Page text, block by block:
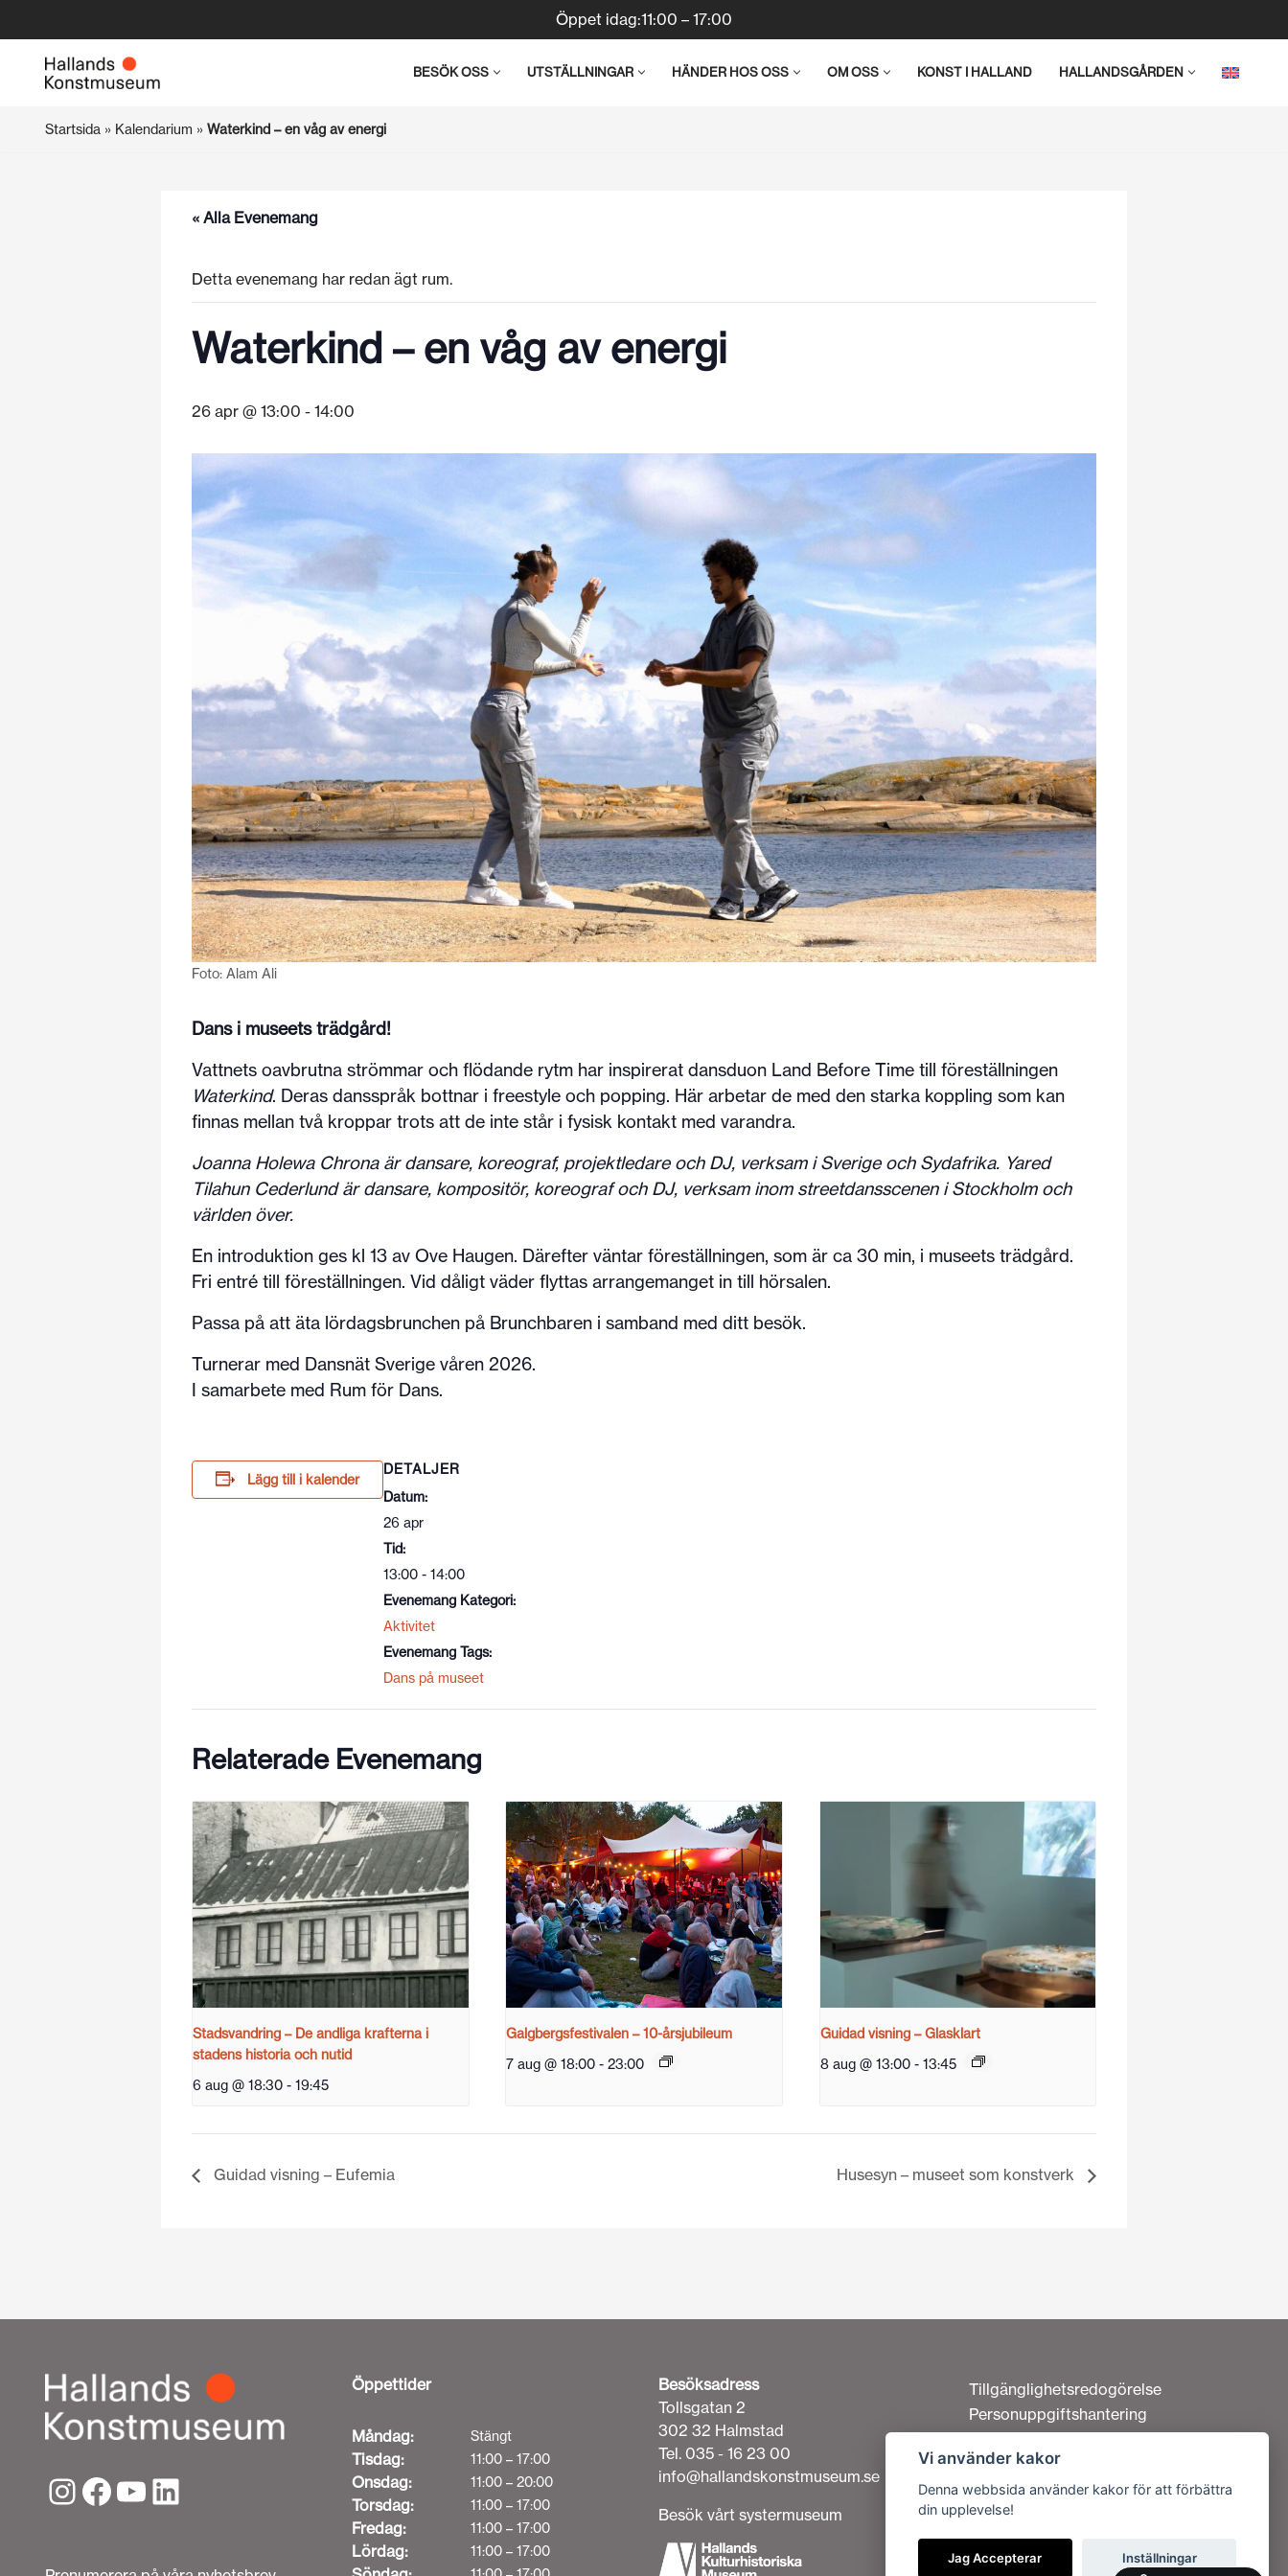
Hoppa
Öppet idag:11:00 – 17:00
BESÖK OSS UTSTÄLLNINGAR HÄNDER HOS OSS OM OSS KONST I HALLAND HALLANDSGÅRDEN
Startsida » Kalendarium » Waterkind – en våg av energi
« Alla Evenemang
Detta evenemang har redan ägt rum.
Waterkind – en våg av energi
26 apr @ 13:00 - 14:00
Foto: Alam Ali
Dans i museets trädgård!
Vattnets oavbrutna strömmar och flödande rytm har inspirerat dansduon Land Before Time till föreställningen
Waterkind. Deras dansspråk bottnar i freestyle och popping. Här arbetar de med den starka koppling som kan
finnas mellan två kroppar trots att de inte står i fysisk kontakt med varandra.
Joanna Holewa Chrona är dansare, koreograf, projektledare och DJ, verksam i Sverige och Sydafrika. Yared
Tilahun Cederlund är dansare, kompositör, koreograf och DJ, verksam inom streetdansscenen i Stockholm och
världen över.
En introduktion ges kl 13 av Ove Haugen. Därefter väntar föreställningen, som är ca 30 min, i museets trädgård.
Fri entré till föreställningen. Vid dåligt väder flyttas arrangemanget in till hörsalen.
Passa på att äta lördagsbrunchen på Brunchbaren i samband med ditt besök.
Turnerar med Dansnät Sverige våren 2026.
I samarbete med Rum för Dans.
Lägg till i kalender
DETALJER
Datum:
26 apr
Tid:
13:00 - 14:00
Evenemang Kategori:
Aktivitet
Evenemang Tags:
Dans på museet
Relaterade Evenemang
Stadsvandring – De andliga krafterna i
stadens historia och nutid
6 aug @ 18:30 - 19:45
Galgbergsfestivalen – 10-årsjubileum
7 aug @ 18:00 - 23:00
Guidad visning – Glasklart
8 aug @ 13:00 - 13:45
Guidad visning – Eufemia Husesyn – museet som konstverk
Öppettider
Måndag: Stängt
Tisdag: 11:00 – 17:00
Onsdag: 11:00 – 20:00
Torsdag: 11:00 – 17:00
Fredag: 11:00 – 17:00
Lördag: 11:00 – 17:00
Besöksadress
Tollsgatan 2
302 32 Halmstad
Tel. 035 - 16 23 00
info@hallandskonstmuseum.se
Besök vårt systermuseum
Tillgänglighetsredogörelse
Personuppgiftshantering
Om cookies
Kontakta oss
Vi är en del av
Vi använder kakor
Denna webbsida använder kakor för att förbättra
din upplevelse!
Jag Accepterar Inställningar